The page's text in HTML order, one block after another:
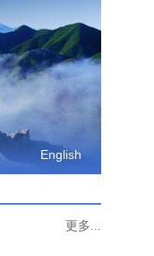
English
更多...